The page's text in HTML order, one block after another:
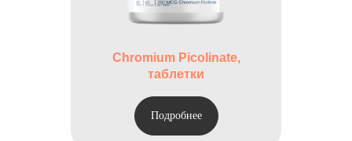
Chromium Picolinate,
таблетки
Подробнее